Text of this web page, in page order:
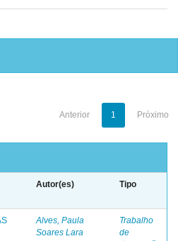
Anterior 1 Próximo
Autor(es) Tipo
Alves, Paula
Soares Lara
Trabalho
de